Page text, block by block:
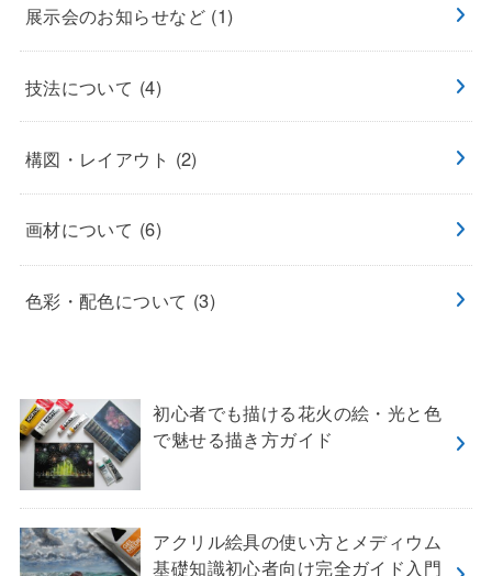
展示会のお知らせなど (1)
技法について (4)
構図・レイアウト (2)
画材について (6)
色彩・配色について (3)
初心者でも描ける花火の絵・光と色
で魅せる描き方ガイド
アクリル絵具の使い方とメディウム
基礎知識初心者向け完全ガイド入門